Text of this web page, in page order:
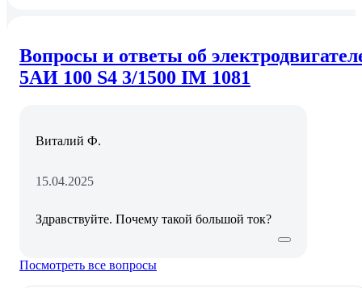
Вопросы и ответы об
5АИ 100 S4 3/1500 IM 1081
Виталий Ф.
15.04.2025
Здравствуйте. Почему такой большой ток?
Посмотреть все вопросы